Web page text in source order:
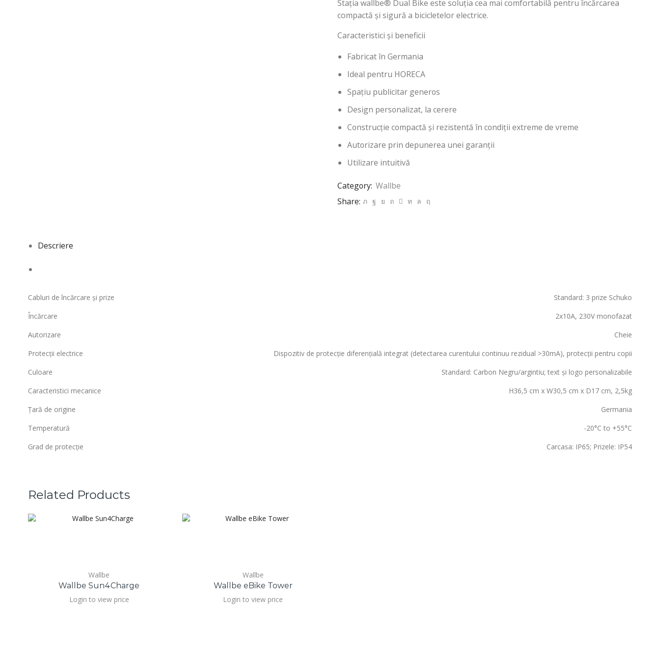
Stația wallbe® Dual Bike este soluția cea mai comfortabilă pentru încărcarea
compactă și sigură a bicicletelor electrice.
Caracteristici și beneficii
Fabricat în Germania
Ideal pentru HORECA
Spațiu publicitar generos
Design personalizat, la cerere
Construcție compactă și rezistentă în condiții extreme de vreme
Autorizare prin depunerea unei garanții
Utilizare intuitivă
Category: Wallbe
Share:
Descriere
Cabluri de încărcare și prize
Standard: 3 prize Schuko
Încărcare
2x10A, 230V monofazat
Autorizare
Cheie
Protecții electrice
Dispozitiv de protecție diferențială integrat (detectarea curentului continuu rezidual >30mA), protecții pentru copii
Culoare
Standard: Carbon Negru/argintiu; text și logo personalizabile
Caracteristici mecanice
H36,5 cm x W30,5 cm x D17 cm, 2,5kg
Țară de origine
Germania
Temperatură
-20°C to +55°C
Grad de protecție
Carcasa: IP65; Prizele: IP54
Related Products
Wallbe
Wallbe Sun4Charge
Login to view price
Wallbe
Wallbe eBike Tower
Login to view price